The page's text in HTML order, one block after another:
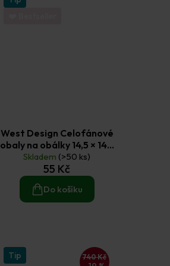
West Design Celofánové
obaly na obálky 14,5 × 14,5
cm (50 ks)
Skladem (>50 ks)
55 Kč
Do košíku
Tip 740 Kč